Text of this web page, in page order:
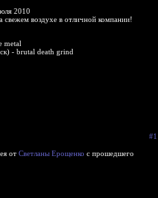
2010
свежем воздухе в отличной компании!
metal
- brutal death grind
#1
от Светланы Ерощенко с прошедшего